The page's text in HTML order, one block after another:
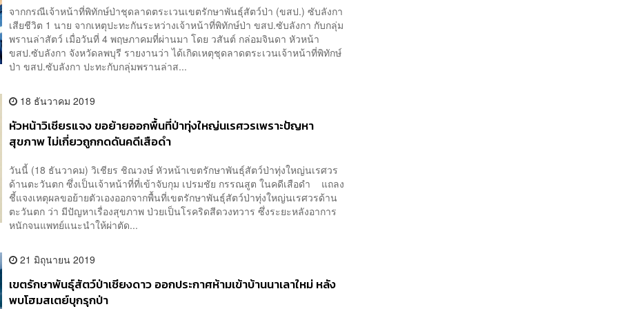
จากกรณีเจ้าหน้าที่พิทักษ์ป่าชุดลาดตระเวนเขตรักษาพันธุ์สัตว์ป่า (ขสป.) ซับลังกา
เสียชีวิต 1 นาย จากเหตุปะทะกันระหว่างเจ้าหน้าที่พิทักษ์ป่า ขสป.ซับลังกา กับกลุ่ม
พรานล่าสัตว์ เมื่อวันที่ 4 พฤษภาคมที่ผ่านมา โดย วสันต์ กล่อมจินดา หัวหน้า
ขสป.ซับลังกา จังหวัดลพบุรี​ รายงานว่า​ ได้เกิดเหตุชุดลาดตระเวนเจ้าหน้าที่พิทักษ์
ป่า ขสป.ซับลังกา ปะทะกับกลุ่มพรานล่าส...
18 ธันวาคม 2019
หัวหน้าวิเชียรแจง ขอย้ายออกพื้นที่ป่าทุ่งใหญ่นเรศวรเพราะปัญหา
สุขภาพ ไม่เกี่ยวถูกกดดันคดีเสือดำ
วันนี้ (18 ธันวาคม) วิเชียร ชิณวงษ์ หัวหน้าเขตรักษาพันธุ์สัตว์ป่าทุ่งใหญ่นเรศวร
ด้านตะวันตก ซึ่งเป็นเจ้าหน้าที่ที่เข้าจับกุม เปรมชัย กรรณสูต ในคดีเสือดำ แถลง
ชี้แจงเหตุผลขอย้ายตัวเองออกจากพื้นที่เขตรักษาพันธุ์สัตว์ป่าทุ่งใหญ่นเรศวรด้าน
ตะวันตก ว่า มีปัญหาเรื่องสุขภาพ ป่วยเป็นโรคริดสีดวงทวาร ซึ่งระยะหลังอาการ
หนักจนแพทย์แนะนำให้ผ่าตัด...
21 มิถุนายน 2019
เขตรักษาพันธุ์สัตว์ป่าเชียงดาว ออกประกาศห้ามเข้าบ้านนาเลาใหม่ หลัง
พบโฮมสเตย์บุกรุกป่า